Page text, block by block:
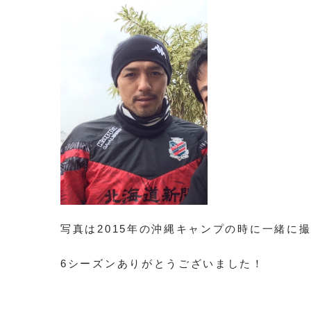
写真は2015年の沖縄キャンプの時に一緒に
6シーズンありがとうございました！